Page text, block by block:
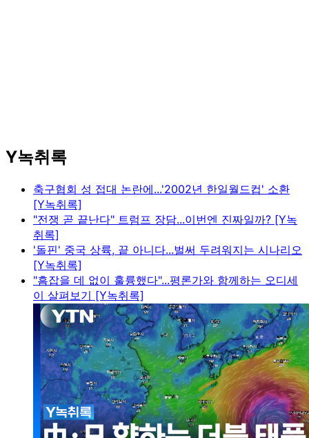
Y녹취록
축구협회 성 접대 논란에...'2002년 한일월드컵' 소환
[Y녹취록]
"전쟁 곧 끝난다" 트럼프 장담...이번엔 진짜일까? [Y녹
취록]
'돌핀' 중국 상륙, 끝 아니다...벌써 두려워지는 시나리오
[Y녹취록]
"흠잡을 데 없이 훌륭했다"...평론가와 함께하는 오디세
이 살펴보기 [Y녹취록]